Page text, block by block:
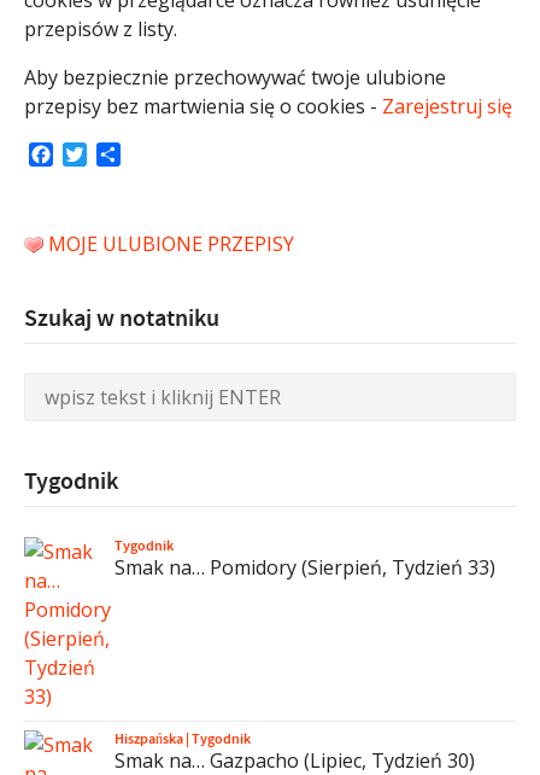
przepisów z listy.
Aby bezpiecznie przechowywać twoje ulubione
przepisy bez martwienia się o cookies - Zarejestruj się
Facebook
Twitter
MOJE ULUBIONE PRZEPISY
Szukaj w notatniku
Tygodnik
Tygodnik
Smak na… Pomidory (Sierpień, Tydzień 33)
Hiszpańska|Tygodnik
Smak na… Gazpacho (Lipiec, Tydzień 30)